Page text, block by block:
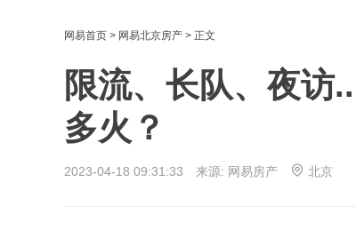
网易首页 > 网易北京房产 > 正文
限流、长队、夜访
多火？
2023-04-18 09:31:33 来源: 网易房产 北京